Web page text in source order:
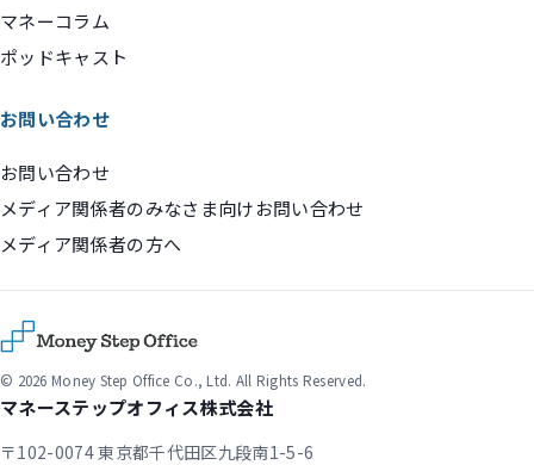
マネーコラム
ポッドキャスト
お問い合わせ
お問い合わせ
メディア関係者のみなさま向けお問い合わせ
メディア関係者の方へ
© 2026 Money Step Office Co., Ltd. All Rights Reserved.
マネーステップオフィス株式会社
〒102-0074 東京都千代田区九段南1-5-6